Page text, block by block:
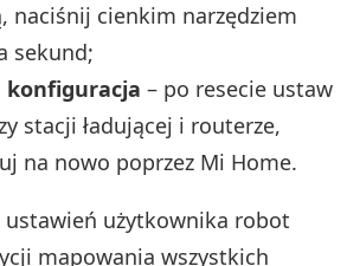
naciśnij cienkim narzędziem
sekund;
konfiguracja – po resecie ustaw
stacji ładującej i routerze,
na nowo poprzez Mi Home.
ustawień użytkownika robot
mapowania wszystkich